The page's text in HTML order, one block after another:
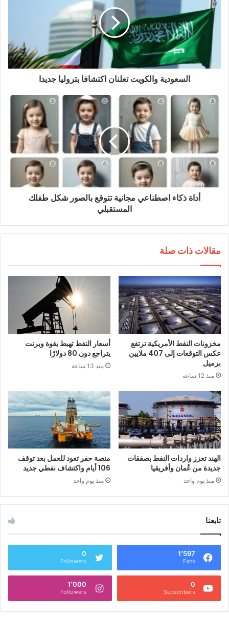
ك
السعودية والكويت تعلنان اكتشافا بتروليا جديدا
أداة ذكاء اصطناعي مجانية تتوقع بالصور شكل طفلك
المستقبلي
مقالات ذات صلة
مخزونات النفط الأمريكية ترتفع
عكس التوقعات إلى 407 ملايين
برميل
منذ 12 ساعة
أسعار النفط تهبط بقوة وبرنت
يتراجع دون 80 دولارًا
منذ 13 ساعة
الهند تعزز واردات النفط بصفقات
جديدة من عُمان وأفريقيا
منذ يوم واحد
منصة حفر تعود للعمل بعد توقف
106 أيام واكتشاف نفطي جديد
منذ يوم واحد
تابعنا
1٬597
Fans
0
Followers
0
Subscribers
1٬000
Followers